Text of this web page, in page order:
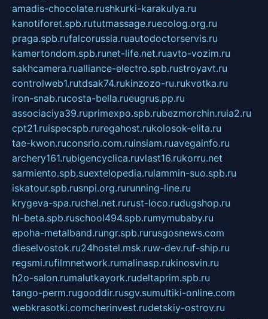
amadis-chocolate.rushkurki-karakulya.ru
kanotiforet.spb.rututmassage.ruecolog.org.ru
praga.spb.rufalcorussia.ruautodoctorservis.ru
kamertondom.spb.runet-life.net.ruavto-vozim.ru
sakhcamera.rualliance-electro.spb.rustroyavt.ru
controlweb1.rutdsak74.rukinzozo-ru.rukvotka.ru
iron-snab.rucosta-bella.rueugrus.pp.ru
associaciya39.ruprimexpo.spb.rubezmorchin.ruia2.ru
cpt21.ruispecspb.ruregahost.rukolosok-elita.ru
tae-kwon.ruconsrio.com.ruinsiam.ruavegainfo.ru
archery161.rubigencyclica.ruvlast16.rukorru.net
sarmiento.spb.suextelopedia.rulammin-suo.spb.ru
iskatour.spb.rusnpi.org.rurunning-line.ru
krygeva-spa.ruchel.net.rurust-loco.rudugshop.ru
hl-beta.spb.ruschool494.spb.rumymubaby.ru
epoha-metalband.rungr.spb.rurusgosnews.com
dieselvostok.ru24hostel.msk.ruw-dev.ruf-ship.ru
regsmi.rufilmnetwork.rumalinasp.rukinosvin.ru
h2o-salon.rumalutkayork.rudeltaprim.spb.ru
tango-perm.rugooddir.rusgv.sumultiki-online.com
webkrasotki.comcherinvest.rudetskiy-ostrov.ru